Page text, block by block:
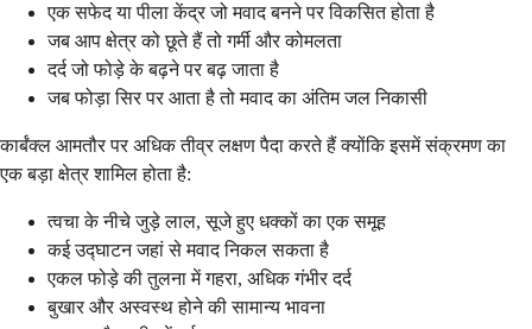
एक सफेद या पीला केंद्र जो मवाद बनने पर विकसित होता है
जब आप क्षेत्र को छूते हैं तो गर्मी और कोमलता
दर्द जो फोड़े के बढ़ने पर बढ़ जाता है
जब फोड़ा सिर पर आता है तो मवाद का अंतिम जल निकासी
कार्बंक्ल आमतौर पर अधिक तीव्र लक्षण पैदा करते हैं क्योंकि इसमें संक्रमण का
एक बड़ा क्षेत्र शामिल होता है:
त्वचा के नीचे जुड़े लाल, सूजे हुए धक्कों का एक समूह
कई उद्घाटन जहां से मवाद निकल सकता है
एकल फोड़े की तुलना में गहरा, अधिक गंभीर दर्द
बुखार और अस्वस्थ होने की सामान्य भावना